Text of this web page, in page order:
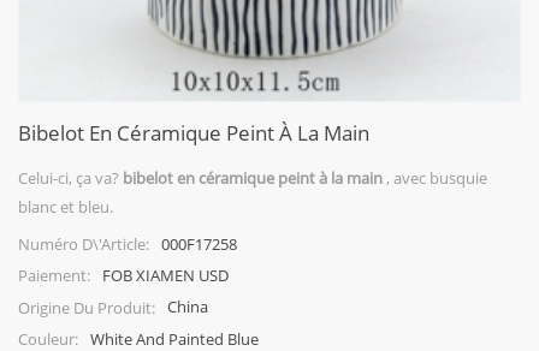
Bibelot En Céramique Peint À La Main
Celui-ci, ça va? bibelot en céramique peint à la main , avec busquie
blanc et bleu.
Numéro D\'article: 000F17258
Paiement:
FOB XIAMEN USD
Origine Du Produit: China
Couleur: White And Painted Blue